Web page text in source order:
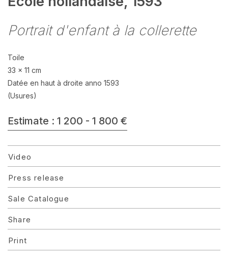
Portrait d'enfant à la collerette
Toile
33 x 11 cm
Datée en haut à droite anno 1593
(Usures)
Estimate : 1 200 - 1 800 €
Video
Press release
Sale Catalogue
Share
Print